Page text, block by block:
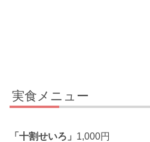
実食メニュー
「十割せいろ」 1,000円